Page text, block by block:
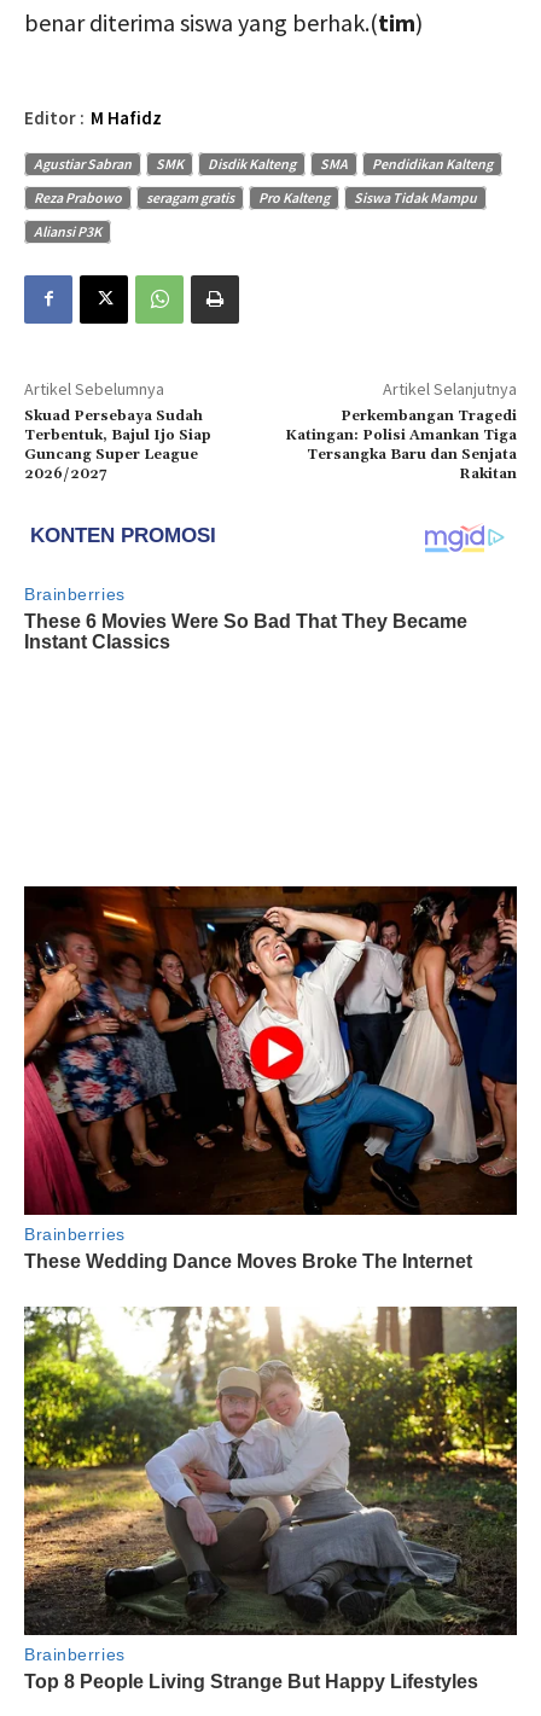
benar diterima siswa yang berhak.(tim)
Editor : M Hafidz
Agustiar Sabran SMK Disdik Kalteng SMA
Pendidikan Kalteng
Reza Prabowo
seragam gratis Pro Kalteng
Siswa Tidak Mampu
Aliansi P3K
Artikel Sebelumnya
Skuad Persebaya Sudah
Terbentuk, Bajul Ijo Siap
Guncang Super League
2026/2027
Artikel Selanjutnya
Perkembangan Tragedi
Katingan: Polisi Amankan Tiga
Tersangka Baru dan Senjata
Rakitan